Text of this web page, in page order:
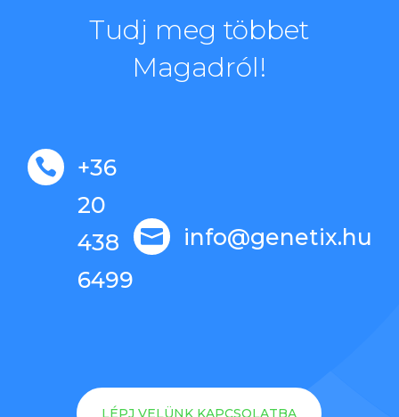
Tudj meg többet
Magadról!

+36
20
438
6499
 info@genetix.hu
LÉPJ VELÜNK KAPCSOLATBA